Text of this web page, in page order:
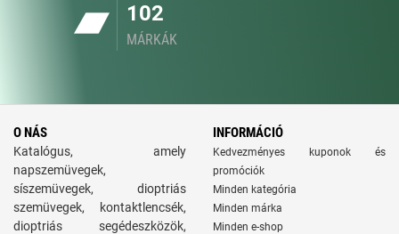
102
MÁRKÁK
O NÁS
Katalógus, amely
napszemüvegek,
síszemüvegek, dioptriás
szemüvegek, kontaktlencsék,
dioptriás segédeszközök,
INFORMÁCIÓ
Kedvezményes kuponok és
promóciók
Minden kategória
Minden márka
Minden e-shop